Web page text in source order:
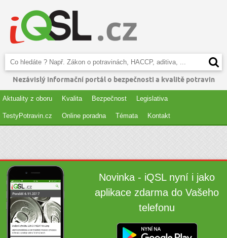
Nezávislý informační portál o bezpečnosti a kvalitě potravin
Aktuality z oboru Kvalita Bezpečnost Legislativa
TestyPotravin.cz Online poradna Témata Kontakt
Novinka - iQSL nyní i jako
aplikace zdarma do Vašeho
telefonu